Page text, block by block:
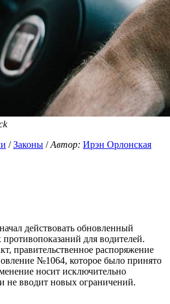
/Законы /Автор: Ирэн Орлонская
действовать обновленный
для водителей.
правительственное распоряжение
№1064, которое было принято
носит исключительно
не вводит новых ограничений.